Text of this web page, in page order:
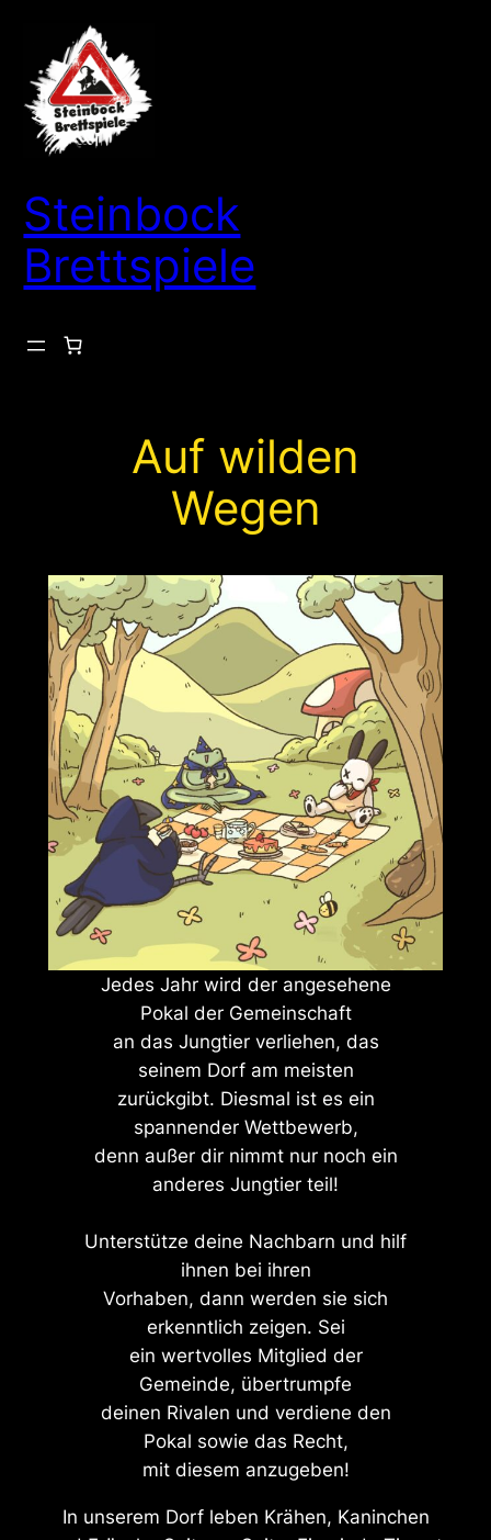
springen
Steinbock
Brettspiele
Auf wilden
Wegen
Jedes Jahr wird der angesehene
Pokal der Gemeinschaft
an das Jungtier verliehen, das
seinem Dorf am meisten
zurückgibt. Diesmal ist es ein
spannender Wettbewerb,
denn außer dir nimmt nur noch ein
anderes Jungtier teil!
Unterstütze deine Nachbarn und hilf
ihnen bei ihren
Vorhaben, dann werden sie sich
erkenntlich zeigen. Sei
ein wertvolles Mitglied der
Gemeinde, übertrumpfe
deinen Rivalen und verdiene den
Pokal sowie das Recht,
mit diesem anzugeben!
In unserem Dorf leben Krähen, Kaninchen